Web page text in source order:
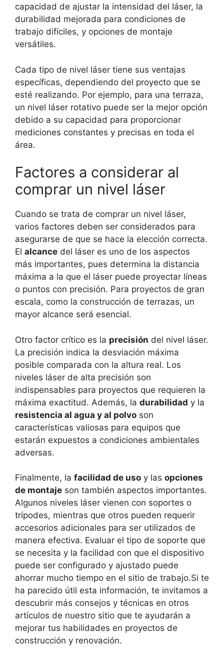
capacidad de ajustar la intensidad del láser, la
durabilidad mejorada para condiciones de
trabajo difíciles, y opciones de montaje
versátiles.
Cada tipo de nivel láser tiene sus ventajas
específicas, dependiendo del proyecto que se
esté realizando. Por ejemplo, para una terraza,
un nivel láser rotativo puede ser la mejor opción
debido a su capacidad para proporcionar
mediciones constantes y precisas en toda el
área.
Factores a considerar al
comprar un nivel láser
Cuando se trata de comprar un nivel láser,
varios factores deben ser considerados para
asegurarse de que se hace la elección correcta.
El alcance del láser es uno de los aspectos
más importantes, pues determina la distancia
máxima a la que el láser puede proyectar líneas
o puntos con precisión. Para proyectos de gran
escala, como la construcción de terrazas, un
mayor alcance será esencial.
Otro factor crítico es la precisión del nivel láser.
La precisión indica la desviación máxima
posible comparada con la altura real. Los
niveles láser de alta precisión son
indispensables para proyectos que requieren la
máxima exactitud. Además, la durabilidad y la
resistencia al agua y al polvo son
características valiosas para equipos que
estarán expuestos a condiciones ambientales
adversas.
Finalmente, la facilidad de uso y las opciones
de montaje son también aspectos importantes.
Algunos niveles láser vienen con soportes o
trípodes, mientras que otros pueden requerir
accesorios adicionales para ser utilizados de
manera efectiva. Evaluar el tipo de soporte que
se necesita y la facilidad con que el dispositivo
puede ser configurado y ajustado puede
ahorrar mucho tiempo en el sitio de trabajo.Si te
ha parecido útil esta información, te invitamos a
descubrir más consejos y técnicas en otros
artículos de nuestro sitio que te ayudarán a
mejorar tus habilidades en proyectos de
construcción y renovación.